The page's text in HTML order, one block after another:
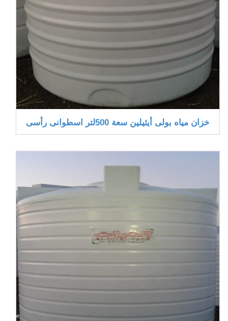
خزان مياه بولى أيثيلين سعة 500لتر اسطوانى رأسى